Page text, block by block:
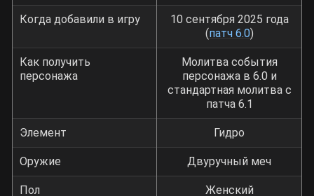
Когда добавили в игру
10 сентября 2025 года
(патч 6.0)
Как получить
персонажа
Молитва события
персонажа в 6.0 и
стандартная молитва с
патча 6.1
Элемент Гидро
Оружие Двуручный меч
Пол Женский